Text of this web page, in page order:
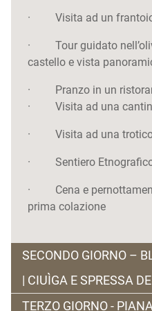
· Visita ad un
· Tour guidato
castello e vista
· Pranzo in un
· Visita ad una
· Visita ad una
· Sentiero Etnografico
· Cena e
prima colazione
SECONDO GIORNO –
| CIUÌGA E SPRESSA
TERZO GIORNO -